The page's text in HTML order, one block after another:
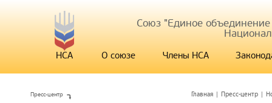
Союз "Единое
НСА О союзе Члены НСА
Главная | Пресс-центр |
Пресс-центр